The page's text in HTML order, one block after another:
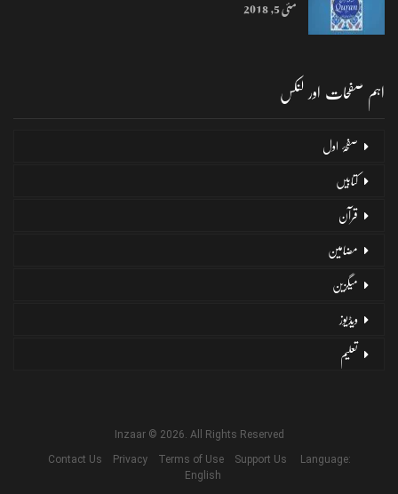
مئی 5, 2018
اہم صفحات اور لنکس
صفحۂ اول
کتابیں
قرآن
مضامین
میگزین
ویڈیوز
تعلیم
Inzaar © 2026. All Rights Reserved
Contact Us
Privacy Terms of Use Support Us
Language:
English